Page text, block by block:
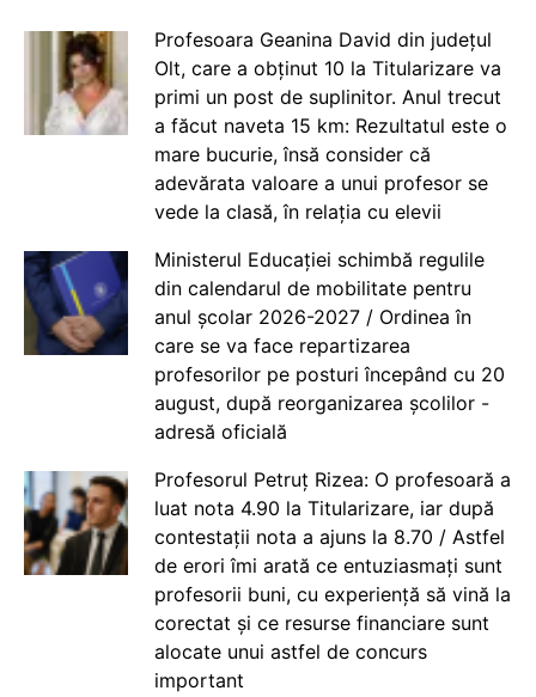
Profesoara Geanina David din județul
Olt, care a obținut 10 la Titularizare va
primi un post de suplinitor. Anul trecut
a făcut naveta 15 km: Rezultatul este o
mare bucurie, însă consider că
adevărata valoare a unui profesor se
vede la clasă, în relația cu elevii
Ministerul Educației schimbă regulile
din calendarul de mobilitate pentru
anul școlar 2026-2027 / Ordinea în
care se va face repartizarea
profesorilor pe posturi începând cu 20
august, după reorganizarea școlilor -
adresă oficială
Profesorul Petruț Rizea: O profesoară a
luat nota 4.90 la Titularizare, iar după
contestații nota a ajuns la 8.70 / Astfel
de erori îmi arată ce entuziasmați sunt
profesorii buni, cu experiență să vină la
corectat și ce resurse financiare sunt
alocate unui astfel de concurs
important